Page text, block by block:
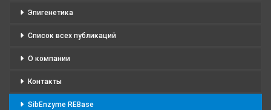
Эпигенетика
Список всех публикаций
О компании
Контакты
SibEnzyme REBase